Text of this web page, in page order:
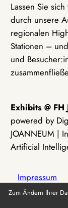
Lassen Sie
durch unsere
regionalen
Stationen –
und
Exhibits @
powered by
JOANNEUM |
Artificial
Impressum
Zum Ändern Ihrer